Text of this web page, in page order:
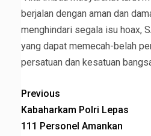
berjalan dengan aman dan
menghindari segala isu hoax,
yang dapat memecah-belah
persatuan dan kesatuan
Previous
Kabaharkam Polri Lepas
111 Personel Amankan